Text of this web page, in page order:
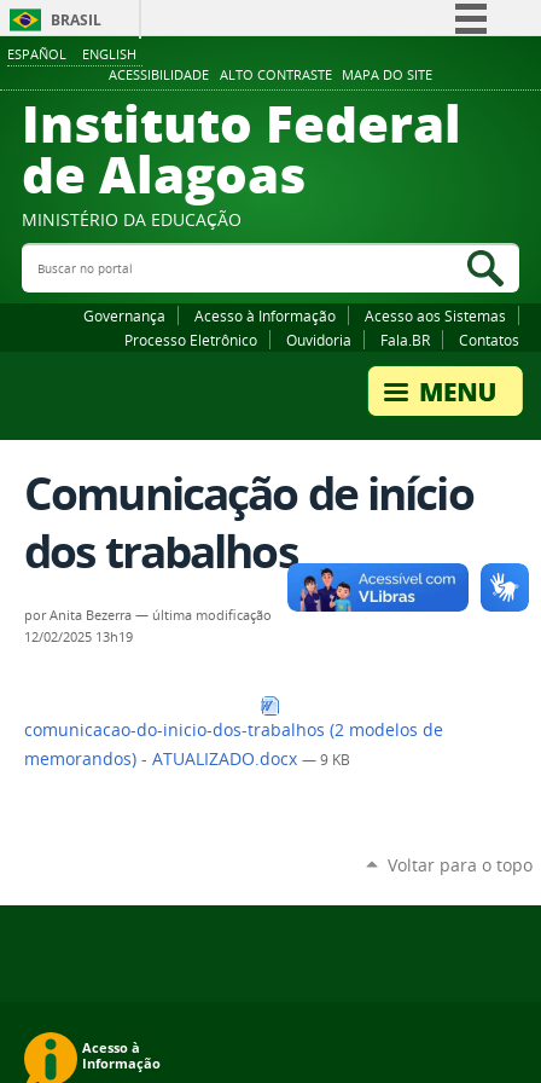
ESPAÑOL ENGLISH
ACESSIBILIDADE ALTO CONTRASTE MAPA DO SITE
BRASIL
Comunica BR
Participe
Canais
Instituto Federal
de Alagoas
MINISTÉRIO DA EDUCAÇÃO
Buscar no portal
Governança Acesso à Informação
Acesso aos Sistemas
Processo Eletrônico
Ouvidoria Fala.BR Contatos
Comunicação de início
dos trabalhos
porAnita Bezerra — última modificação
12/02/2025 13h19
comunicacao-do-inicio-dos-trabalhos (2 modelos de
memorandos) - ATUALIZADO.docx — 9 KB
Voltar para o topo